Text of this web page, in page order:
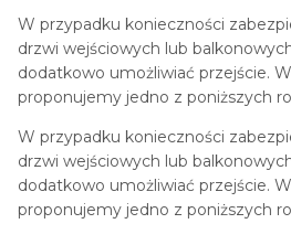
W przypadku konieczności
drzwi wejściowych lub
dodatkowo umożliwiać przejście.
proponujemy jedno z poniższych
W przypadku konieczności
drzwi wejściowych lub
dodatkowo umożliwiać przejście.
proponujemy jedno z poniższych